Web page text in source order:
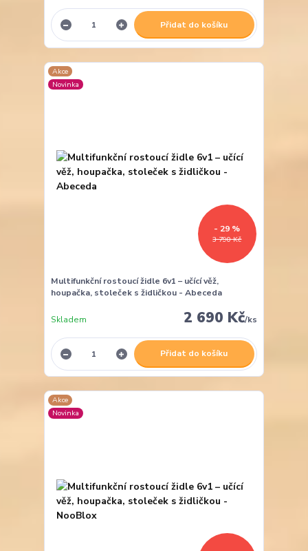
Přidat do košíku
Akce
Novinka
3 790 Kč
- 29 %
Multifunkční rostoucí židle 6v1 – učící věž,
houpačka, stoleček s židličkou - Abeceda
2 690 Kč/ks
Skladem
Přidat do košíku
Akce
Novinka